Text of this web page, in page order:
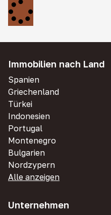
Immobilien nach Land
Spanien
Griechenland
Türkei
Indonesien
Portugal
Montenegro
Bulgarien
Nordzypern
Alle anzeigen
Unternehmen